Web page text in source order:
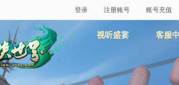
登录 注册账号 账号充值
视听盛宴 客服